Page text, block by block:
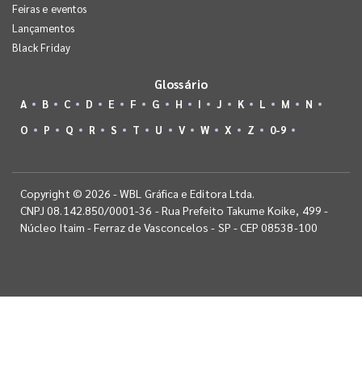
Feiras e eventos
Lançamentos
Black Friday
Glossário
A B C D E F G H I J K L M
N
O
P Q R S T U V W X Z 0-9
Copyright © 2026 - WBL Gráfica e Editora Ltda.
CNPJ 08.142.850/0001-36 - Rua Prefeito Takume Koike, 499 -
Núcleo Itaim - Ferraz de Vasconcelos - SP - CEP 08538-100